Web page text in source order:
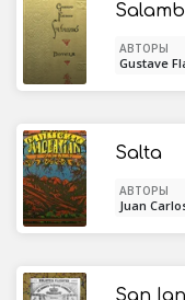
АВТОРЫ
Gustave
Salta
АВТОРЫ
Juan
San